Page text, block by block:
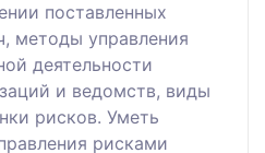
поставленных
методы управления
деятельности
и ведомств, виды
рисков. Уметь
рисками